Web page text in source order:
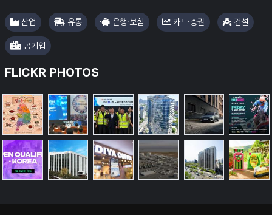
#한국투자증권
산업 유통 은행·보험 카드·증권 건설
공기업
FLICKR PHOTOS